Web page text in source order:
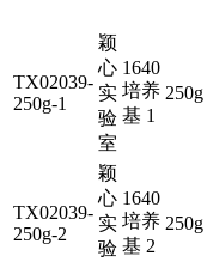
TX02039-
250g-1
颖
心
实
验
室
1640
培养
基 1
250g
TX02039-
250g-2
颖
心
实
验
1640
培养
基 2
250g